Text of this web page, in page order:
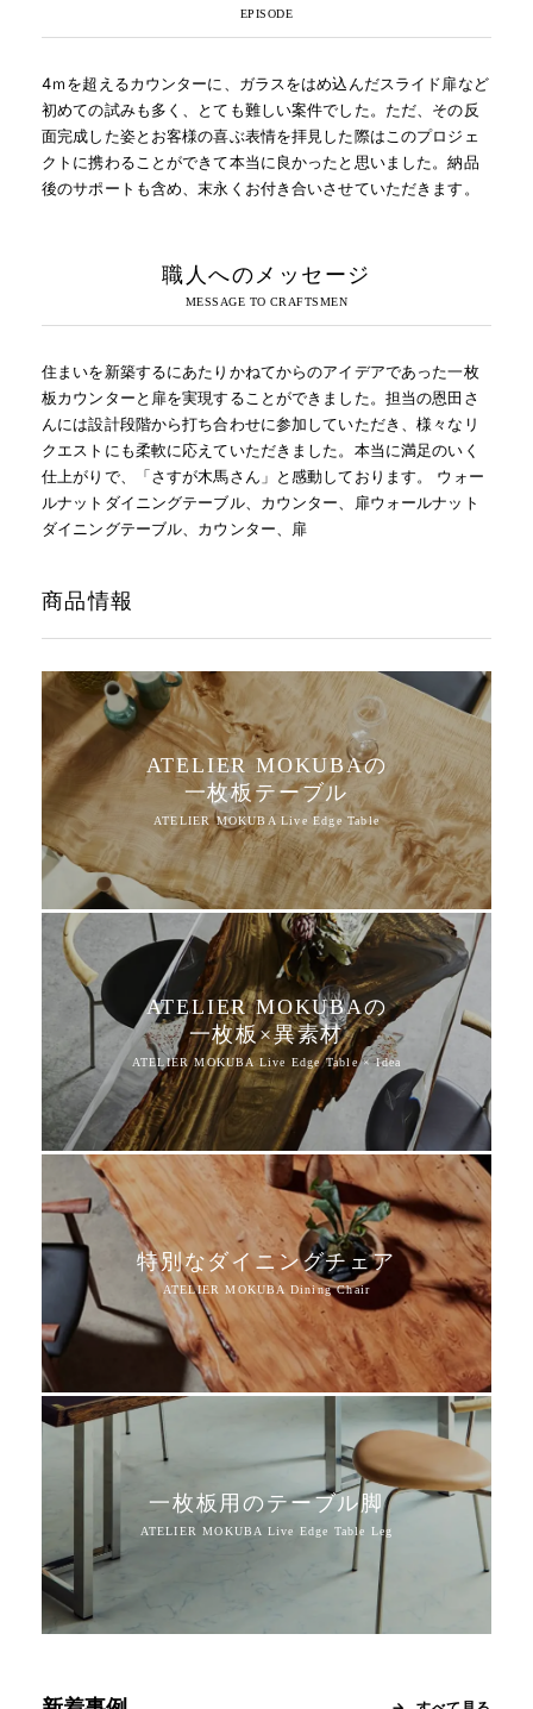
4ｍを超えるカウンターに、ガラスをはめ込んだスライド扉など
初めての試みも多く、とても難しい案件でした。ただ、その反
面完成した姿とお客様の喜ぶ表情を拝見した際はこのプロジェ
クトに携わることができて本当に良かったと思いました。納品
後のサポートも含め、末永くお付き合いさせていただきます。
職人へのメッセージ
住まいを新築するにあたりかねてからのアイデアであった一枚
板カウンターと扉を実現することができました。担当の恩田さ
んには設計段階から打ち合わせに参加していただき、様々なリ
クエストにも柔軟に応えていただきました。本当に満足のいく
仕上がりで、「さすが木馬さん」と感動しております。 ウォー
ルナットダイニングテーブル、カウンター、扉ウォールナット
ダイニングテーブル、カウンター、扉
商品情報
ATELIER MOKUBAの
一枚板テーブル
ATELIER MOKUBAの
一枚板×異素材
特別なダイニングチェア
一枚板用のテーブル脚